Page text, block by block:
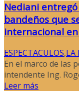
Nediani
bandeños que
internacional
ESPECTACULOS,LA
En el marco de las
intendente Ing.
Leer más